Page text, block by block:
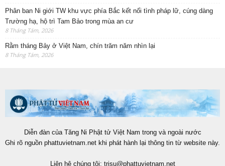
Phân ban Ni giới TW khu vực phía Bắc kết nối tình pháp lữ, cúng dàng
Trường hạ, hộ trì Tam Bảo trong mùa an cư
8 Tháng Tám, 2026
Rằm tháng Bảy ở Việt Nam, chín trăm năm nhìn lại
8 Tháng Tám, 2026
Diễn đàn của Tăng Ni Phật tử Việt Nam trong và ngoài nước
Ghi rõ nguồn phattuvietnam.net khi phát hành lại thông tin từ website này.
Liên hệ chúng tôi: trisu@phattuvietnam.net